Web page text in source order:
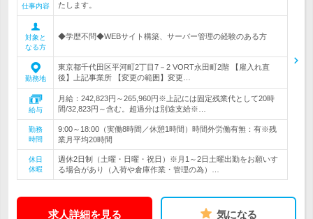
仕事内容
たします。
対象と
なる方
◆学歴不問◆WEBサイト構築、サーバー管理の経験のある方
勤務地
東京都千代田区平河町2丁目7－2 VORT永田町2階 【雇入れ直
後】上記事業所 【変更の範囲】変更…
給与
月給：242,823円～265,960円※上記には固定残業代として20時
間/32,823円～含む。超過分は別途支給※…
勤務
時間
9:00～18:00（実働8時間／休憩1時間）時間外労働有無：有※残
業月平均20時間
休日
休暇
週休2日制（土曜・日曜・祝日）※月1～2日土曜出勤をお願いす
る場合があり（入荷や倉庫作業・管理の為）…
求人詳細を見る 気になる